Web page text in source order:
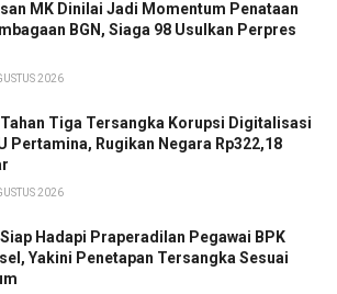
MK Dinilai Jadi Momentum Penataan
BGN, Siaga 98 Usulkan Perpres
2026
Tahan Tiga Tersangka Korupsi Digitalisasi
Pertamina, Rugikan Negara Rp322,18
2026
Siap Hadapi Praperadilan Pegawai BPK
Yakini Penetapan Tersangka Sesuai